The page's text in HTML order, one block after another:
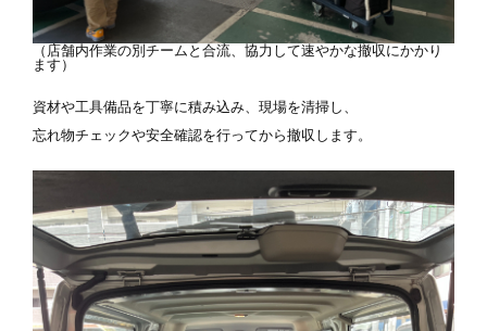
（店舗内作業の別チームと合流、協力して速やかな撤収にかかり
ます）
資材や工具備品を丁寧に積み込み、現場を清掃し、
忘れ物チェックや安全確認を行ってから撤収します。